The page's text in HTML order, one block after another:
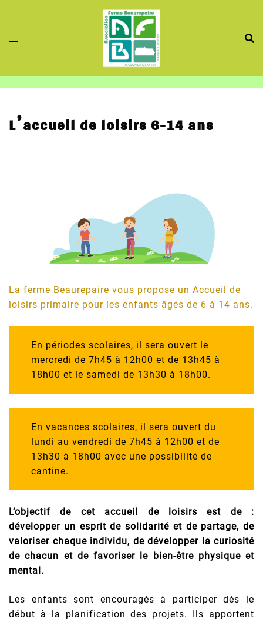
contenu
L’accueil de loisirs 6-14 ans
La ferme Beaurepaire vous propose un Accueil de
loisirs primaire pour les enfants âgés de 6 à 14 ans.
En périodes scolaires, il sera ouvert le
mercredi de 7h45 à 12h00 et de 13h45 à
18h00 et le samedi de 13h30 à 18h00.
En vacances scolaires, il sera ouvert du
lundi au vendredi de 7h45 à 12h00 et de
13h30 à 18h00 avec une possibilité de
cantine.
L’objectif de cet accueil de loisirs est de :
développer un esprit de solidarité et de partage, de
valoriser chaque individu, de développer la curiosité
de chacun et de favoriser le bien-être physique et
mental.
Les enfants sont encouragés à participer dès le
début à la planification des projets. Ils apportent